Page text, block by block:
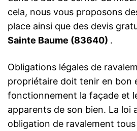
cela, nous vous proposons
place ainsi que des devis
Sainte Baume (83640) .
Obligations légales de
propriétaire doit tenir en bon
fonctionnement la façade et
apparents de son bien. La loi
obligation de ravalement